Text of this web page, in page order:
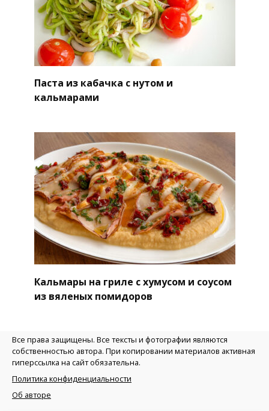
Паста из кабачка с нутом и
кальмарами
Кальмары на гриле с хумусом и соусом
из вяленых помидоров
Все права защищены. Все тексты и фотографии являются
собственностью автора. При копировании материалов активная
гиперссылка на сайт обязательна.
Политика конфиденциальности
Об авторе